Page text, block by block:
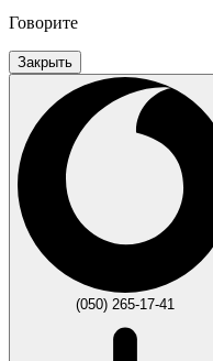
Говорите
Закрыть
(050) 265-17-41